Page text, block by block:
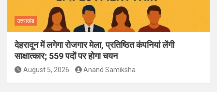
उत्तराखंड
देहरादून में लगेगा रोजगार मेला, प्रतिष्ठित कंपनियां लेंगी
साक्षात्कार; 559 पदों पर होगा चयन
August 5, 2026 Anand Samiksha